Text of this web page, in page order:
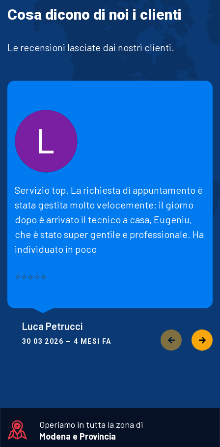
Cosa dicono di noi i clienti
Le recensioni lasciate dai nostri clienti.
Servizio top. La richiesta di appuntamento è
stata gestita molto velocemente: il giorno
dopo è arrivato il tecnico a casa, Eugeniu,
che è stato super gentile e professionale. Ha
individuato in poco
⭐⭐⭐⭐⭐
Luca Petrucci
30 03 2026 — 4 MESI FA
Operiamo in tutta la zona di
Modena e Provincia